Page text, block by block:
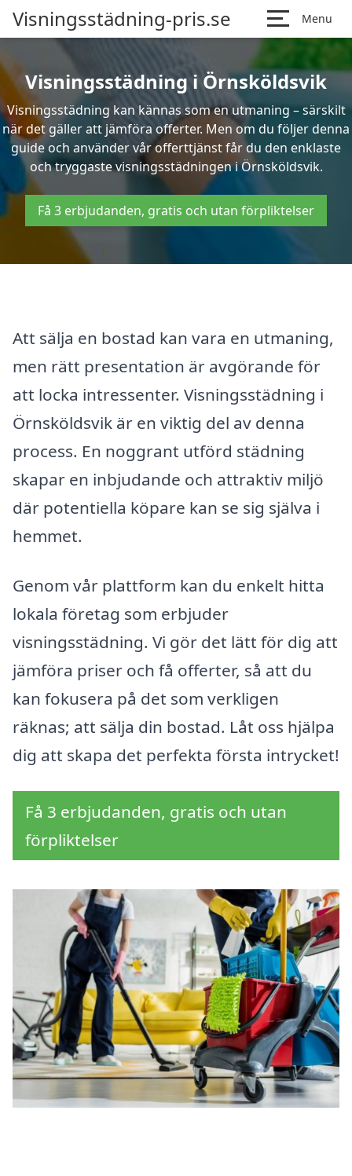
Visningsstädning-pris.se Menu
Visningsstädning i Örnsköldsvik
Visningsstädning kan kännas som en utmaning – särskilt
när det gäller att jämföra offerter. Men om du följer denna
guide och använder vår offerttjänst får du den enklaste
och tryggaste visningsstädningen i Örnsköldsvik.
Få 3 erbjudanden, gratis och utan förpliktelser
Att sälja en bostad kan vara en utmaning,
men rätt presentation är avgörande för
att locka intressenter. Visningsstädning i
Örnsköldsvik är en viktig del av denna
process. En noggrant utförd städning
skapar en inbjudande och attraktiv miljö
där potentiella köpare kan se sig själva i
hemmet.
Genom vår plattform kan du enkelt hitta
lokala företag som erbjuder
visningsstädning. Vi gör det lätt för dig att
jämföra priser och få offerter, så att du
kan fokusera på det som verkligen
räknas; att sälja din bostad. Låt oss hjälpa
dig att skapa det perfekta första intrycket!
Få 3 erbjudanden, gratis och utan
förpliktelser